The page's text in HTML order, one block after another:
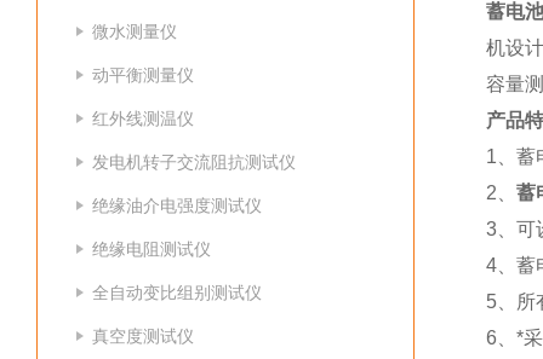
微水测量仪
动平衡测量仪
红外线测温仪
发电机转子交流阻抗测试仪
绝缘油介电强度测试仪
绝缘电阻测试仪
全自动变比组别测试仪
真空度测试仪
蓄电
机设
容量
产品
1、蓄
2、 蓄
3、可
4、蓄
5、所
6、*